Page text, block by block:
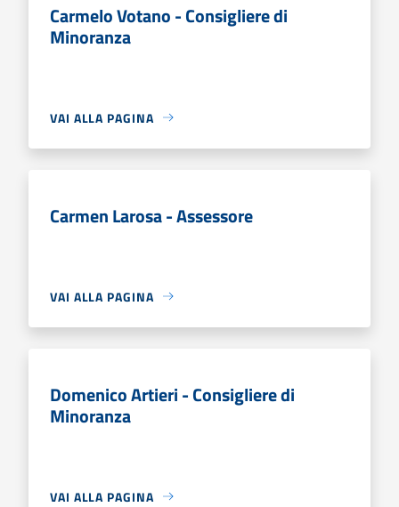
Carmelo Votano - Consigliere di
Minoranza
VAI ALLA PAGINA
Carmen Larosa - Assessore
VAI ALLA PAGINA
Domenico Artieri - Consigliere di
Minoranza
VAI ALLA PAGINA